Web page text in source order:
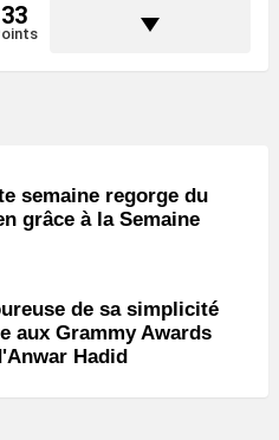
33
semaine regorge du
grâce à la Semaine
de sa simplicité
aux Grammy Awards
Hadid